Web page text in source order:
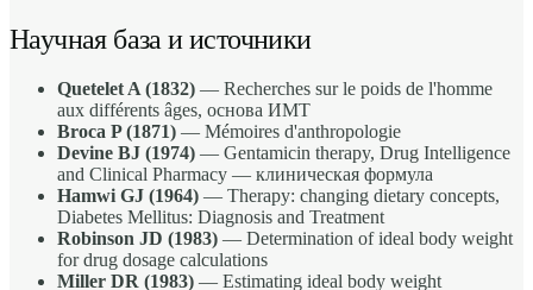
Научная база и источники
Quetelet A (1832) — Recherches sur le poids de l'homme
aux différents âges, основа ИМТ
Broca P (1871) — Mémoires d'anthropologie
Devine BJ (1974) — Gentamicin therapy, Drug Intelligence
and Clinical Pharmacy — клиническая формула
Hamwi GJ (1964) — Therapy: changing dietary concepts,
Diabetes Mellitus: Diagnosis and Treatment
Robinson JD (1983) — Determination of ideal body weight
for drug dosage calculations
Miller DR (1983) — Estimating ideal body weight